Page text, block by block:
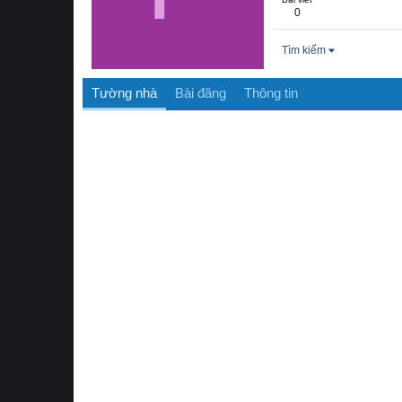
0
Tìm kiếm
Tường nhà Bài đăng Thông tin